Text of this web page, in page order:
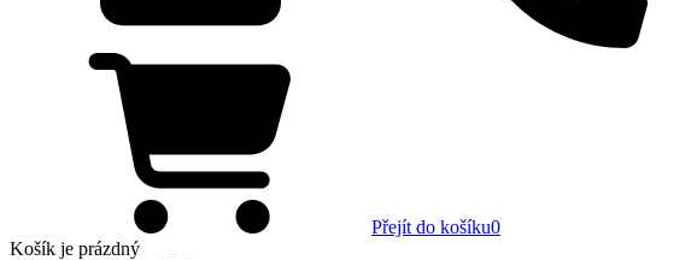
Přejít do košíku0
Košík je prázdný